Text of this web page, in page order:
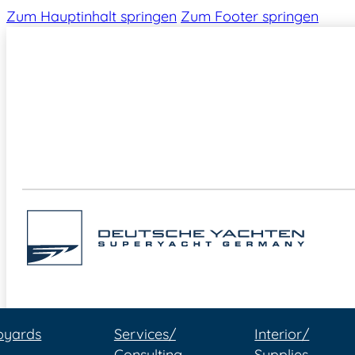
Zum Hauptinhalt springen Zum Footer springen
Services/
Interior/